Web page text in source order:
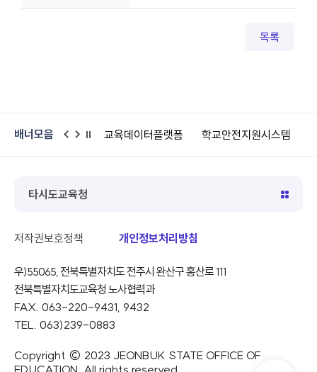
목록
배너모음
교육데이터플랫폼 학교안전지원시스템 어린이안전넷
저작권보호정책 개인정보처리방침
우)55065, 전북특별자치도 전주시 완산구 홍산로 111
전북특별자치도교육청 노사협력과
FAX. 063-220-9431, 9432
TEL. 063)239-0883
Copyright © 2023 JEONBUK STATE OFFICE OF
타시도교육청